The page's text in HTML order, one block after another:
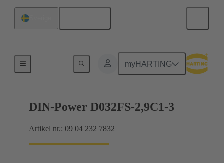
myHARTING
Förbindning moderkort till dotterkort
DIN-Power D032FS-2,9C1-3
Artikel nr.: 09 04 232 7832